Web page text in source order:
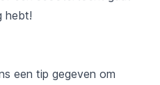
hebt!
een tip gegeven om